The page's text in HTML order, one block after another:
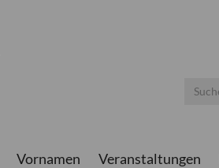
Vornamen Veranstaltungen